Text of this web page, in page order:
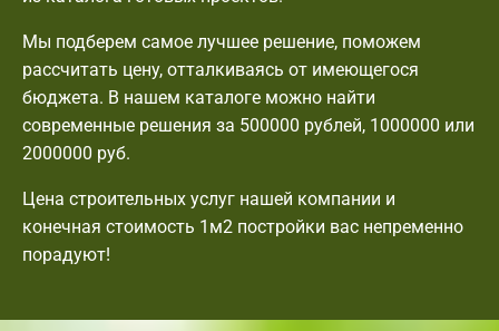
Мы подберем самое лучшее решение, поможем
рассчитать цену, отталкиваясь от имеющегося
бюджета. В нашем каталоге можно найти
современные решения за 500000 рублей, 1000000 или
2000000 руб.
Цена строительных услуг нашей компании и
конечная стоимость 1м2 постройки вас непременно
порадуют!